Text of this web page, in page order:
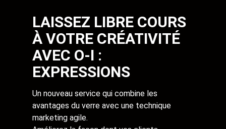
LAISSEZ LIBRE COURS
À VOTRE CRÉATIVITÉ
AVEC O-I :
EXPRESSIONS
Un nouveau service qui combine les
avantages du verre avec une technique
marketing agile.